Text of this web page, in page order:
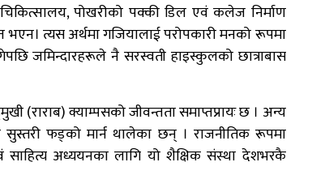
पोखरीको पक्की डिल एवं कलेज निर्माण
भएन। त्यस अर्थमा गजियालाई परोपकारी मनको रूपमा
जमिन्दारहरूले नै सरस्वती हाइस्कुलको छात्राबास
(राराब) क्याम्पसको जीवन्तता समाप्तप्रायः छ । अन्य
फड्को मार्न थालेका छन् । राजनीतिक रूपमा
साहित्य अध्ययनका लागि यो शैक्षिक संस्था देशभरकै